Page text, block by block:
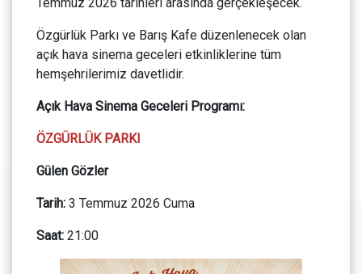
Temmuz 2026 tarihleri arasında gerçekleşecek.
Özgürlük Parkı ve Barış Kafe düzenlenecek olan
açık hava sinema geceleri etkinliklerine tüm
hemşehrilerimiz davetlidir.
Açık Hava Sinema Geceleri Programı:
ÖZGÜRLÜK PARKI
Gülen Gözler
Tarih: 3 Temmuz 2026 Cuma
Saat: 21:00